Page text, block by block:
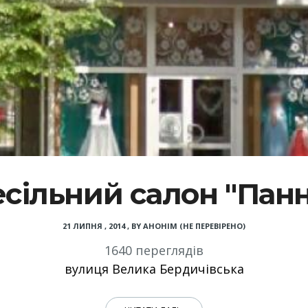
салон
21 ЛИПНЯ , 2014, BY АНОНІМ (НЕ ПЕРЕВІРЕНО)
1640 переглядів
вулиця Велика Бердичівська